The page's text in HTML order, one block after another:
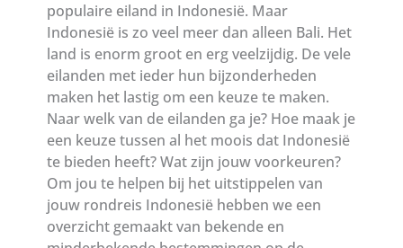
populaire eiland in Indonesië. Maar
Indonesië is zo veel meer dan alleen Bali. Het
land is enorm groot en erg veelzijdig. De vele
eilanden met ieder hun bijzonderheden
maken het lastig om een keuze te maken.
Naar welk van de eilanden ga je? Hoe maak je
een keuze tussen al het moois dat Indonesië
te bieden heeft? Wat zijn jouw voorkeuren?
Om jou te helpen bij het uitstippelen van
jouw rondreis Indonesië hebben we een
overzicht gemaakt van bekende en